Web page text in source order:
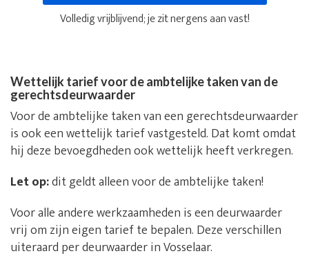
Volledig vrijblijvend; je zit nergens aan vast!
Wettelijk tarief voor de ambtelijke taken van de
gerechtsdeurwaarder
Voor de ambtelijke taken van een gerechtsdeurwaarder
is ook een wettelijk tarief vastgesteld. Dat komt omdat
hij deze bevoegdheden ook wettelijk heeft verkregen.
Let op:dit geldt alleen voor de ambtelijke taken!
Voor alle andere werkzaamheden is een deurwaarder
vrij om zijn eigen tarief te bepalen. Deze verschillen
uiteraard per deurwaarder in Vosselaar.